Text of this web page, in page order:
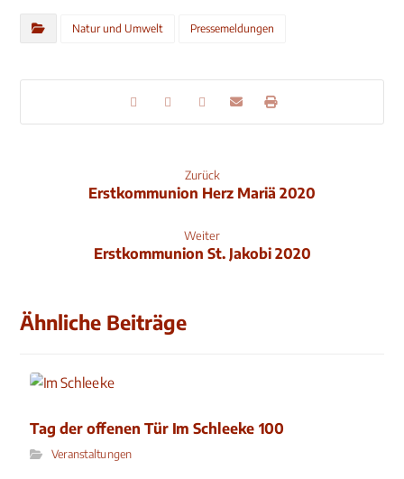
Natur und Umwelt Pressemeldungen
Zurück
Erstkommunion Herz Mariä 2020
Weiter
Erstkommunion St. Jakobi 2020
Ähnliche Beiträge
Tag der offenen Tür Im Schleeke 100
Veranstaltungen